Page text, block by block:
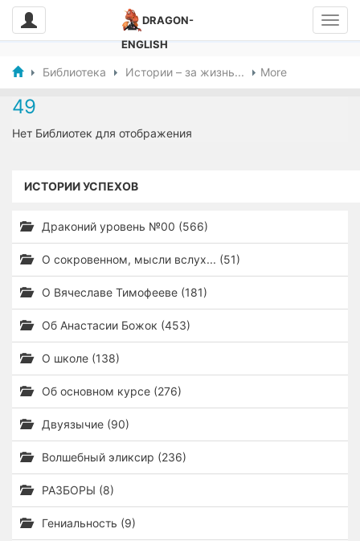
DRAGON-
ENGLISH
Библиотека Истории – за жизнь... More
49
Нет Библиотек для отображения
ИСТОРИИ УСПЕХОВ
Драконий уровень №00 (566)
О сокровенном, мысли вслух... (51)
О Вячеславе Тимофееве (181)
Об Анастасии Божок (453)
О школе (138)
Об основном курсе (276)
Двуязычие (90)
Волшебный эликсир (236)
РАЗБОРЫ (8)
Гениальность (9)